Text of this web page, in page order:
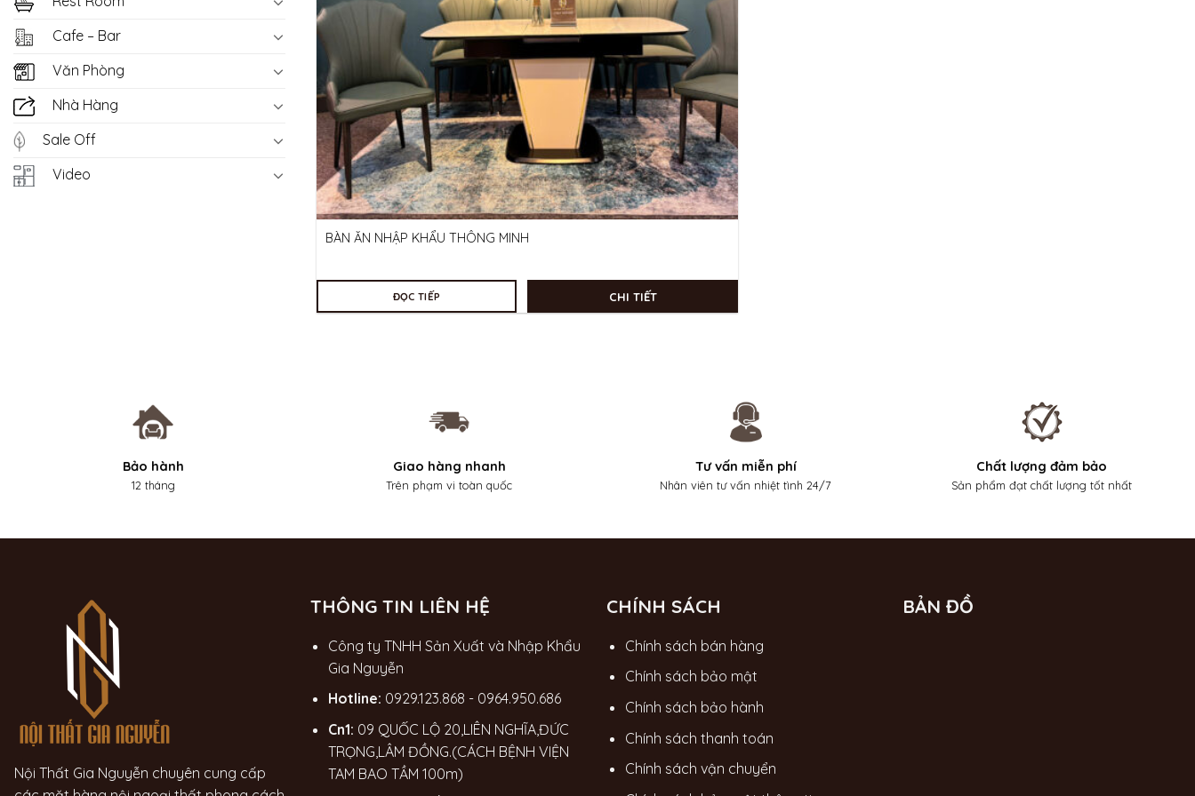
Cafe – Bar
Văn Phòng
Nhà Hàng
Sale Off
Video
BÀN ĂN NHẬP KHẨU THÔNG MINH
ĐỌC TIẾP CHI TIẾT
Bảo hành
12 tháng
Giao hàng nhanh
Trên phạm vi toàn quốc
Tư vấn miễn phí
Nhân viên tư vấn nhiệt tình 24/7
Chất lượng đảm bảo
Sản phẩm đạt chất lượng tốt nhất
Nội Thất Gia Nguyễn chuyên cung cấp
THÔNG TIN LIÊN HỆ
Công ty TNHH Sản Xuất và Nhập Khẩu
Gia Nguyễn
Hotline: 0929.123.868 - 0964.950.686
Cn1: 09 QUỐC LỘ 20,LIÊN NGHĨA,ĐỨC
TRỌNG,LÂM ĐỒNG.(CÁCH BỆNH VIỆN
TAM BAO TẦM 100m)
CHÍNH SÁCH
Chính sách bán hàng
Chính sách bảo mật
Chính sách bảo hành
Chính sách thanh toán
Chính sách vận chuyển
BẢN ĐỒ